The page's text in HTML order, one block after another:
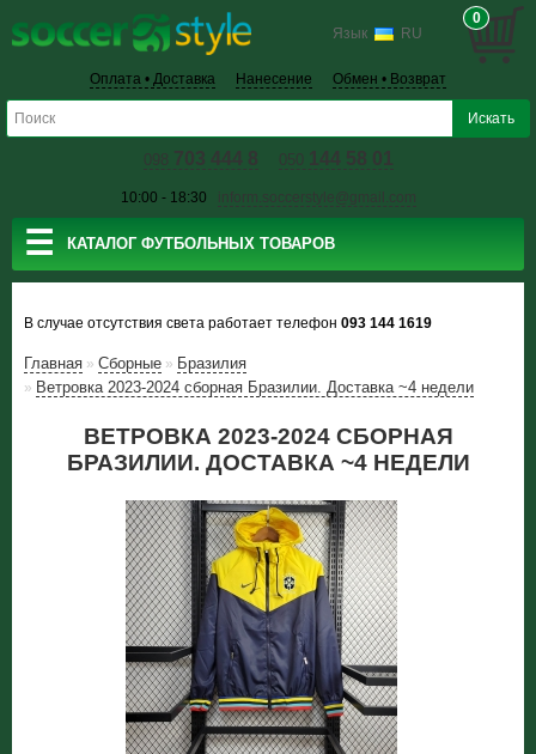
Язык RU
0
Оплата • Доставка Нанесение Обмен • Возврат
098 703 444 8 050 144 58 01
10:00 - 18:30 inform.soccerstyle@gmail.com
☰ КАТАЛОГ ФУТБОЛЬНЫХ ТОВАРОВ
В случае отсутствия света работает телефон 093 144 1619
Главная » Сборные » Бразилия
» Ветровка 2023-2024 сборная Бразилии. Доставка ~4 недели
ВЕТРОВКА 2023-2024 СБОРНАЯ
БРАЗИЛИИ. ДОСТАВКА ~4 НЕДЕЛИ